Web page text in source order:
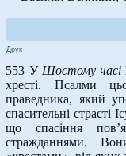
Друк
553 УШостому часі
хресті. Псалми
праведника, який
спасительні страсті
що спасіння
стражданнями.